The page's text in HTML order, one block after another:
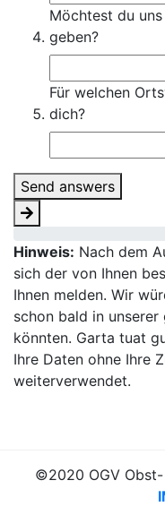
Möchtest du
geben?
Für welchen
dich?
Send answers
Hinweis: Nach dem
sich der von Ihnen
Ihnen melden. Wir
schon bald in
könnten. Garta tuat
Ihre Daten ohne Ihre
weiterverwendet.
©2020 OGV